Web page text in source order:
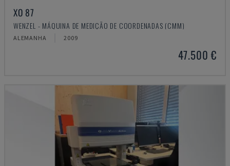
XO 87
WENZEL - MÁQUINA DE MEDIÇÃO DE COORDENADAS (CMM)
ALEMANHA 2009
47.500 €